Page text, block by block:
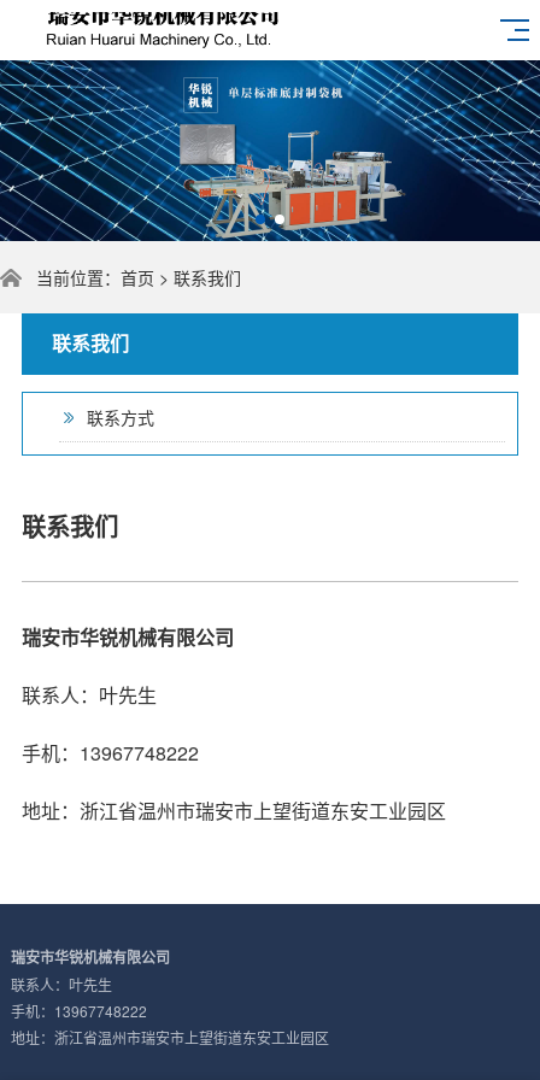
当前位置： 首页 > 联系我们
联系我们
联系方式
联系我们
瑞安市华锐机械有限公司
联系人：叶先生
手机：13967748222
地址：浙江省温州市瑞安市上望街道东安工业园区
瑞安市华锐机械有限公司
联系人：叶先生
手机：13967748222
地址：浙江省温州市瑞安市上望街道东安工业园区